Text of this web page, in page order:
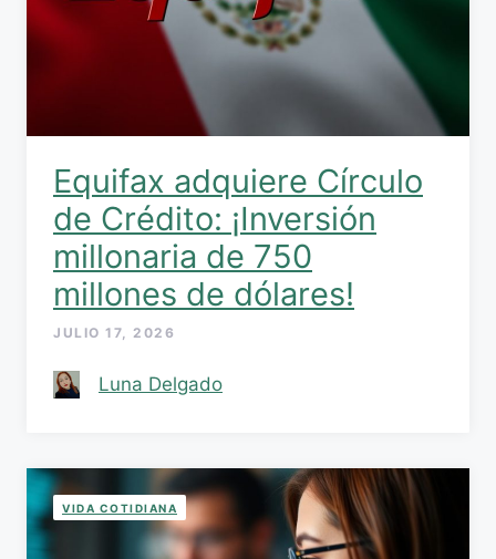
Equifax adquiere Círculo
de Crédito: ¡Inversión
millonaria de 750
millones de dólares!
JULIO 17, 2026
Luna Delgado
VIDA COTIDIANA